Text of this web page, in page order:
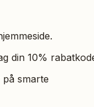
din 10%
smarte